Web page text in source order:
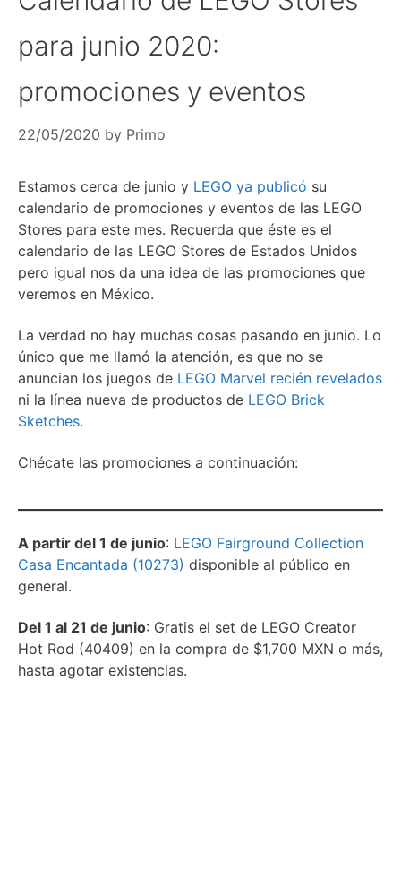
para junio 2020:
promociones y eventos
22/05/2020 by Primo
Estamos cerca de junio y LEGO ya publicó su
calendario de promociones y eventos de las LEGO
Stores para este mes. Recuerda que éste es el
calendario de las LEGO Stores de Estados Unidos
pero igual nos da una idea de las promociones que
veremos en México.
La verdad no hay muchas cosas pasando en junio. Lo
único que me llamó la atención, es que no se
anuncian los juegos de LEGO Marvel recién revelados
ni la línea nueva de productos de LEGO Brick
Sketches.
Chécate las promociones a continuación:
A partir del 1 de junio: LEGO Fairground Collection
Casa Encantada (10273) disponible al público en
general.
Del 1 al 21 de junio: Gratis el set de LEGO Creator
Hot Rod (40409) en la compra de $1,700 MXN o más,
hasta agotar existencias.